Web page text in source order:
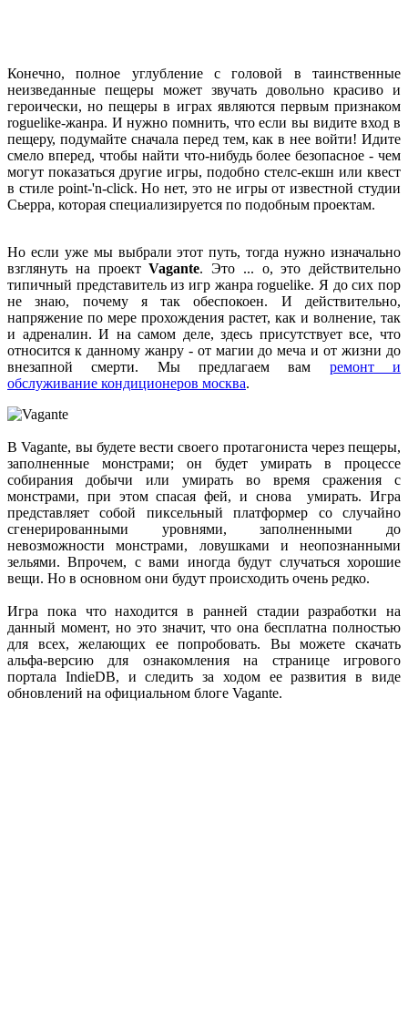
Конечно, полное углубление с головой в таинственные
неизведанные пещеры может звучать довольно красиво и
героически, но пещеры в играх являются первым признаком
roguelike-жанра. И нужно помнить, что если вы видите вход в
пещеру, подумайте сначала перед тем, как в нее войти! Идите
смело вперед, чтобы найти что-нибудь более безопасное - чем
могут показаться другие игры, подобно стелс-екшн или квест
в стиле point-'n-click. Но нет, это не игры от известной студии
Сьерра, которая специализируется по подобным проектам.
Но если уже мы выбрали этот путь, тогда нужно изначально
взглянуть на проектVagante. Это ... о, это действительно
типичный представитель из игр жанра roguelike. Я до сих пор
не знаю, почему я так обеспокоен. И действительно,
напряжение по мере прохождения растет, как и волнение, так
и адреналин. И на самом деле, здесь присутствует все, что
относится к данному жанру - от магии до меча и от жизни до
внезапной смерти. Мы предлагаем вам ремонт и
обслуживание кондиционеров москва.
В Vagante, вы будете вести своего протагониста через пещеры,
заполненные монстрами; он будет умирать в процессе
собирания добычи или умирать во время сражения с
монстрами, при этом спасая фей, и снова умирать. Игра
представляет собой пиксельный платформер со случайно
сгенерированными уровнями, заполненными до
невозможности монстрами, ловушками и неопознанными
зельями. Впрочем, с вами иногда будут случаться хорошие
вещи. Но в основном они будут происходить очень редко.
Игра пока что находится в ранней стадии разработки на
данный момент, но это значит, что она бесплатна полностью
для всех, желающих ее попробовать. Вы можете скачать
альфа-версию для ознакомления на странице игрового
портала IndieDB, и следить за ходом ее развития в виде
обновлений на официальном блоге Vagante.